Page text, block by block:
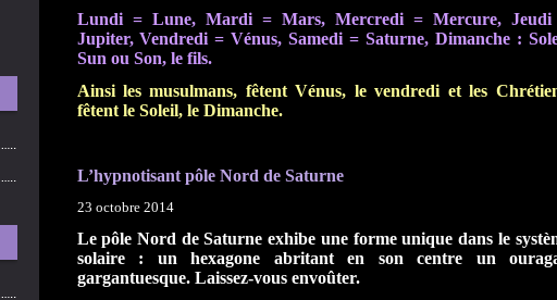
Lundi = Lune, Mardi = Mars, Mercredi = Mercure,
Jupiter, Vendredi =Vénus, Samedi = Saturne, Dimanche :
Sun ou Son, le fils.
Ainsi les musulmans, fêtent Vénus, le vendredi et les
fêtent le Soleil, le Dimanche.
L’hypnotisant pôle Nord de Saturne
23 octobre 2014
Le pôle Nord de Saturne exhibe une forme unique dans le
solaire : un hexagone abritant en son centre un
gargantuesque. Laissez-vous envoûter.